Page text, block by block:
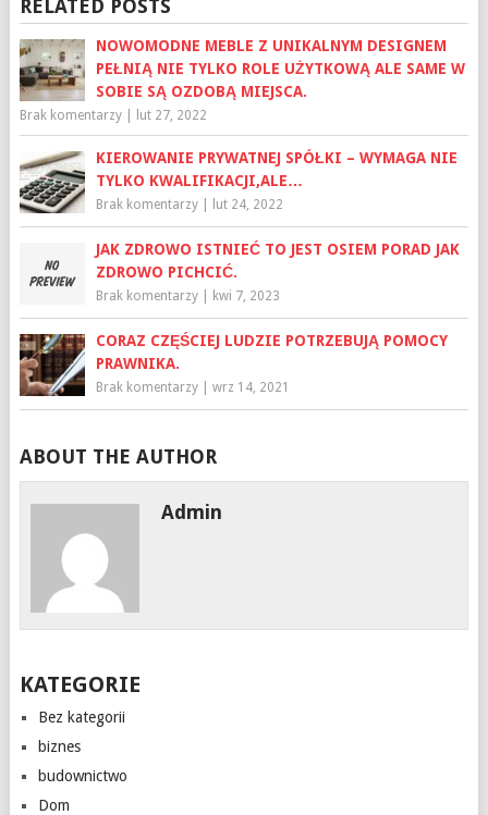
RELATED POSTS
NOWOMODNE MEBLE Z UNIKALNYM DESIGNEM
PEŁNIĄ NIE TYLKO ROLE UŻYTKOWĄ ALE SAME W
SOBIE SĄ OZDOBĄ MIEJSCA.
Brak komentarzy| lut 27, 2022
KIEROWANIE PRYWATNEJ SPÓŁKI – WYMAGA NIE
TYLKO KWALIFIKACJI,ALE…
Brak komentarzy| lut 24, 2022
JAK ZDROWO ISTNIEĆ TO JEST OSIEM PORAD JAK
ZDROWO PICHCIĆ.
Brak komentarzy| kwi 7, 2023
CORAZ CZĘŚCIEJ LUDZIE POTRZEBUJĄ POMOCY
PRAWNIKA.
Brak komentarzy| wrz 14, 2021
ABOUT THE AUTHOR
Admin
KATEGORIE
Bez kategorii
biznes
budownictwo
Dom